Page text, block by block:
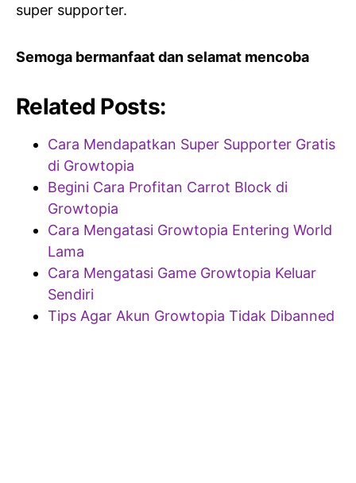
super supporter.
Semoga bermanfaat dan selamat mencoba
Related Posts:
Cara Mendapatkan Super Supporter Gratis
di Growtopia
Begini Cara Profitan Carrot Block di
Growtopia
Cara Mengatasi Growtopia Entering World
Lama
Cara Mengatasi Game Growtopia Keluar
Sendiri
Tips Agar Akun Growtopia Tidak Dibanned